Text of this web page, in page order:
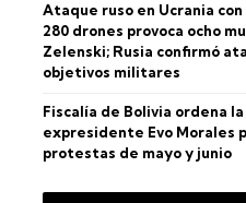
Ataque ruso en Ucrania
280 drones provoca ocho
Zelenski; Rusia confirmó
objetivos militares
Fiscalía de Bolivia ordena
expresidente Evo Morales
protestas de mayo y junio